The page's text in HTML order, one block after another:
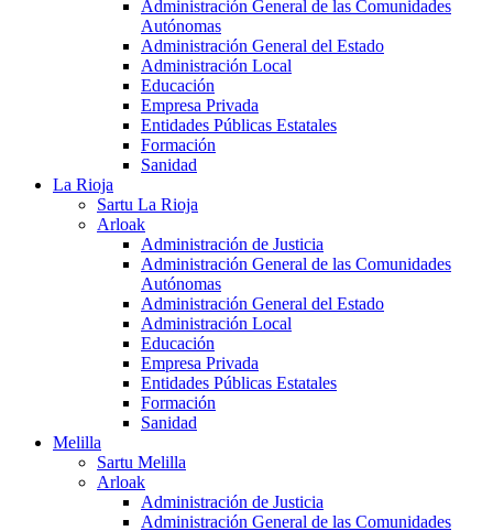
Administración General de las Comunidades
Autónomas
Administración General del Estado
Administración Local
Educación
Empresa Privada
Entidades Públicas Estatales
Formación
Sanidad
La Rioja
Sartu La Rioja
Arloak
Administración de Justicia
Administración General de las Comunidades
Autónomas
Administración General del Estado
Administración Local
Educación
Empresa Privada
Entidades Públicas Estatales
Formación
Sanidad
Melilla
Sartu Melilla
Arloak
Administración de Justicia
Administración General de las Comunidades